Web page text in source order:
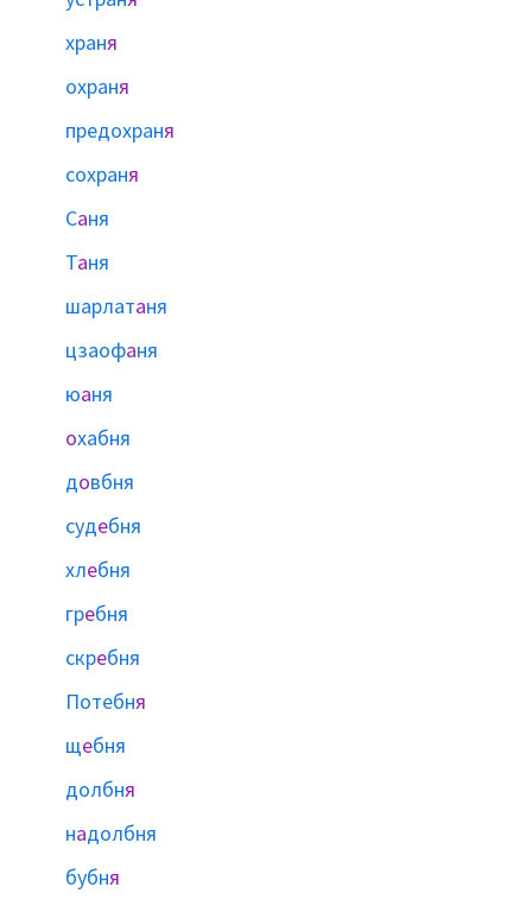
храня
охраня
предохраня
сохраня
Саня
Таня
шарлатаня
цзаофаня
юаня
охабня
довбня
судебня
хлебня
гребня
скребня
Потебня
щебня
долбня
надолбня
бубня